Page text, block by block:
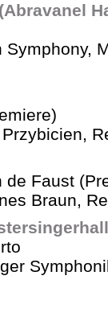
Symphony,
de Faust
Braun,